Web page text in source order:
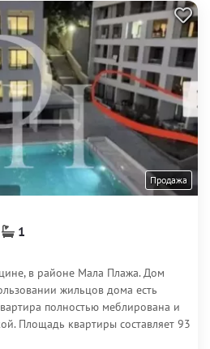
Продажа
1
в районе Мала Плажа. Дом
жильцов дома есть
полностью меблирована и
Площадь квартиры составляет 93